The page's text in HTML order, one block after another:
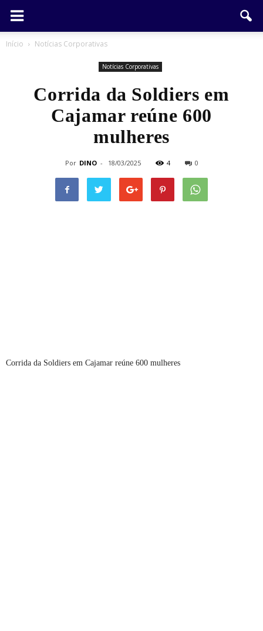
Início Notícias Corporativas
Notícias Corporativas
Corrida da Soldiers em
Cajamar reúne 600
mulheres
Por DINO - 18/03/2025 4 0
Corrida da Soldiers em Cajamar reúne 600 mulheres